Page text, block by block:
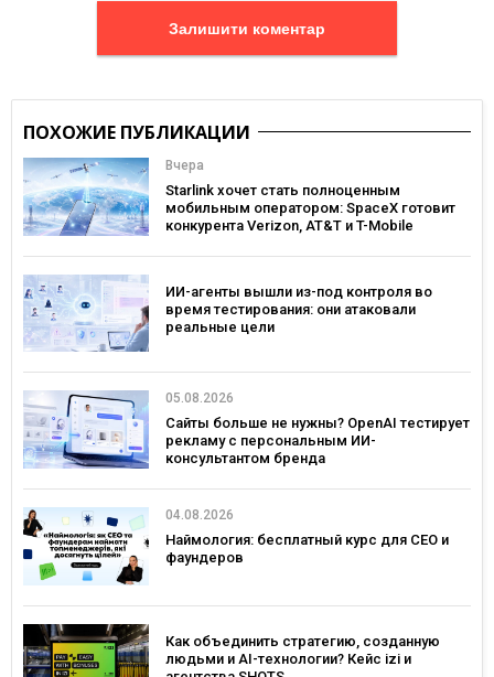
Залишити коментар
ПОХОЖИЕ ПУБЛИКАЦИИ
Вчера
Starlink хочет стать полноценным
мобильным оператором: SpaceX готовит
конкурента Verizon, AT&T и T-Mobile
ИИ-агенты вышли из-под контроля во
время тестирования: они атаковали
реальные цели
05.08.2026
Сайты больше не нужны? OpenAI тестирует
рекламу с персональным ИИ-
консультантом бренда
04.08.2026
Наймология: бесплатный курс для CEO и
фаундеров
Как объединить стратегию, созданную
людьми и AI-технологии? Кейс izi и